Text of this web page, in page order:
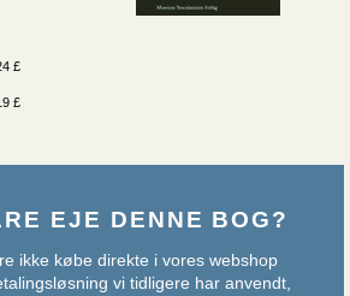
£
£
EJE DENNE BOG?
ikke købe direkte i vores webshop
vi tidligere har anvendt,